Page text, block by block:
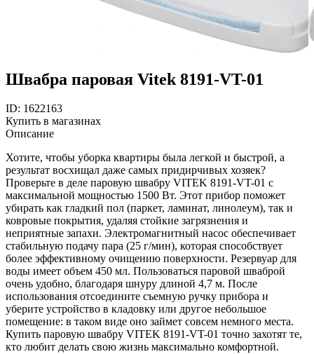
Швабра паровая Vitek 8191-VT-01
ID: 1622163
Купить в магазинах
Описание
Хотите, чтобы уборка квартиры была легкой и быстрой, а
результат восхищал даже самых придирчивых хозяек?
Проверьте в деле паровую швабру VITEK 8191-VT-01 с
максимальной мощностью 1500 Вт. Этот прибор поможет
убирать как гладкий пол (паркет, ламинат, линолеум), так и
ковровые покрытия, удаляя стойкие загрязнения и
неприятные запахи. Электромагнитный насос обеспечивает
стабильную подачу пара (25 г/мин), которая способствует
более эффективному очищению поверхности. Резервуар для
воды имеет объем 450 мл. Пользоваться паровой шваброй
очень удобно, благодаря шнуру длиной 4,7 м. После
использования отсоедините съемную ручку прибора и
уберите устройство в кладовку или другое небольшое
помещение: в таком виде оно займет совсем немного места.
Купить паровую швабру VITEK 8191-VT-01 точно захотят те,
кто любит делать свою жизнь максимально комфортной.